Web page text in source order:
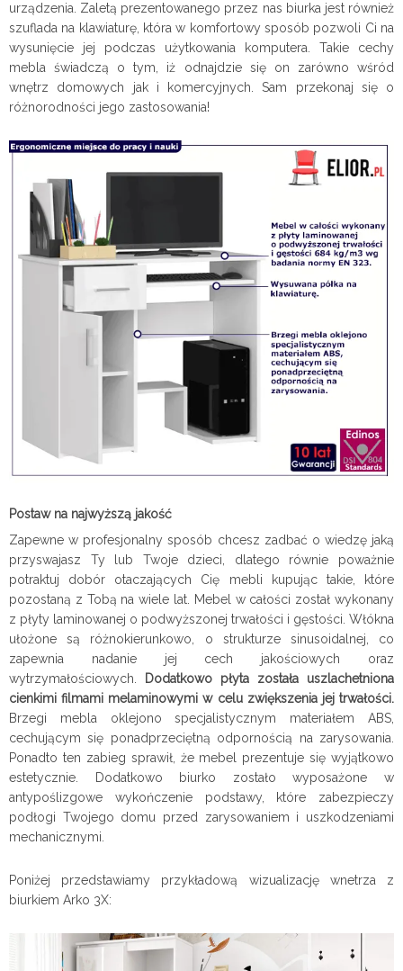
urządzenia. Zaletą prezentowanego przez nas biurka jest również
szuflada na klawiaturę, która w komfortowy sposób pozwoli Ci na
wysunięcie jej podczas użytkowania komputera. Takie cechy
mebla świadczą o tym, iż odnajdzie się on zarówno wśród
wnętrz domowych jak i komercyjnych. Sam przekonaj się o
różnorodności jego zastosowania!
Postaw na najwyższą jakość
Zapewne w profesjonalny sposób chcesz zadbać o wiedzę jaką
przyswajasz Ty lub Twoje dzieci, dlatego równie poważnie
potraktuj dobór otaczających Cię mebli kupując takie, które
pozostaną z Tobą na wiele lat. Mebel w całości został wykonany
z płyty laminowanej o podwyższonej trwałości i gęstości. Włókna
ułożone są różnokierunkowo, o strukturze sinusoidalnej, co
zapewnia nadanie jej cech jakościowych oraz
wytrzymałościowych.
Dodatkowo płyta została uszlachetniona
cienkimi filmami melaminowymi w celu zwiększenia jej trwałości.
Brzegi mebla oklejono specjalistycznym materiałem ABS,
cechującym się ponadprzeciętną odpornością na zarysowania.
Ponadto ten zabieg sprawił, że mebel prezentuje się wyjątkowo
estetycznie. Dodatkowo biurko zostało wyposażone w
antypoślizgowe wykończenie podstawy, które zabezpieczy
podłogi Twojego domu przed zarysowaniem i uszkodzeniami
mechanicznymi.
Poniżej przedstawiamy przykładową wizualizację wnetrza z
biurkiem Arko 3X: